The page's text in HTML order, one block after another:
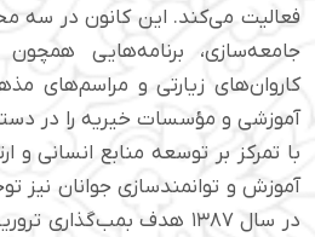
فعالیت می‌کند. این کانون در سه
جامعه‌سازی، برنامه‌هایی
کاروان‌های زیارتی و مراسم‌های
آموزشی و مؤسسات خیریه را در
با تمرکز بر توسعه منابع انسانی و
آموزش و توانمندسازی جوانان نیز
در سال ۱۳۸۷ هدف